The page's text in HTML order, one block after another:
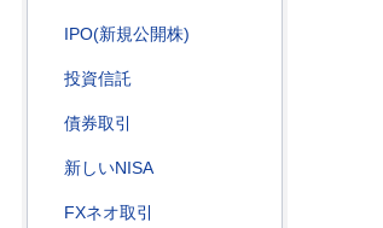
IPO(新規公開株)
投資信託
債券取引
新しいNISA
FXネオ取引